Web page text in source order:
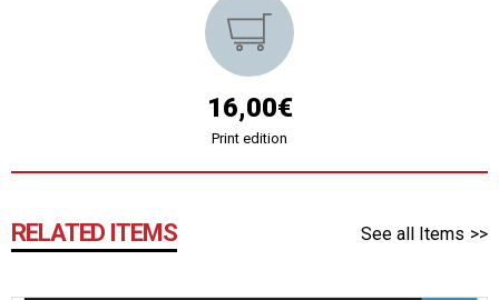
16,00€
Print edition
RELATED ITEMS See all Items